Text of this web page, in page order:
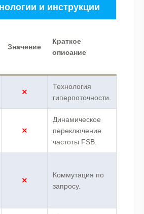
и инструкции
Значение
Краткое
описание
Технология
гиперпоточности.
Динамическое
переключение
частоты FSB.
Коммутация по
запросу.